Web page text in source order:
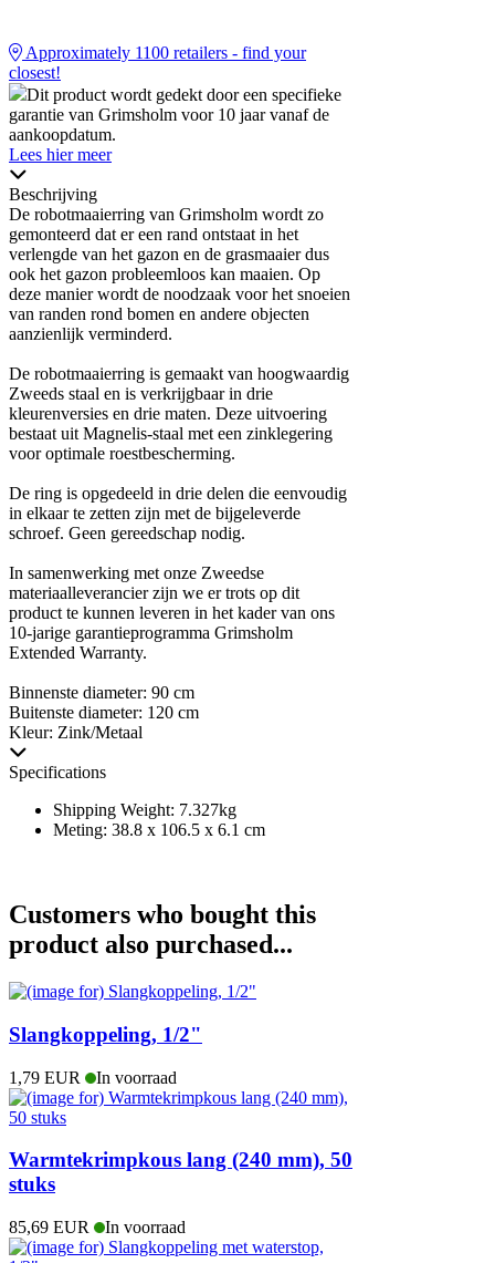
Approximately 1100 retailers - find your
closest!
Dit product wordt gedekt door een specifieke
garantie van Grimsholm voor 10 jaar vanaf de
aankoopdatum.
Lees hier meer
Beschrijving
De robotmaaierring van Grimsholm wordt zo
gemonteerd dat er een rand ontstaat in het
verlengde van het gazon en de grasmaaier dus
ook het gazon probleemloos kan maaien. Op
deze manier wordt de noodzaak voor het snoeien
van randen rond bomen en andere objecten
aanzienlijk verminderd.
De robotmaaierring is gemaakt van hoogwaardig
Zweeds staal en is verkrijgbaar in drie
kleurenversies en drie maten. Deze uitvoering
bestaat uit Magnelis-staal met een zinklegering
voor optimale roestbescherming.
De ring is opgedeeld in drie delen die eenvoudig
in elkaar te zetten zijn met de bijgeleverde
schroef. Geen gereedschap nodig.
In samenwerking met onze Zweedse
materiaalleverancier zijn we er trots op dit
product te kunnen leveren in het kader van ons
10-jarige garantieprogramma Grimsholm
Extended Warranty.
Binnenste diameter: 90 cm
Buitenste diameter: 120 cm
Kleur: Zink/Metaal
Specifications
Shipping Weight: 7.327kg
Meting: 38.8 x 106.5 x 6.1 cm
Customers who bought this
product also purchased...
Slangkoppeling, 1/2"
1,79 EUR In voorraad
Warmtekrimpkous lang (240 mm), 50
stuks
85,69 EUR In voorraad